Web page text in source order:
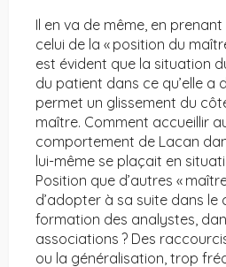
Il en va de même, en
celui de la « position du
est évident que la situation
du patient dans ce qu’elle a
permet un glissement du
maître. Comment accueillir
comportement de Lacan
lui-même se plaçait en
Position que d’autres «
d’adopter à sa suite dans le
formation des analystes,
associations ? Des
ou la généralisation, trop